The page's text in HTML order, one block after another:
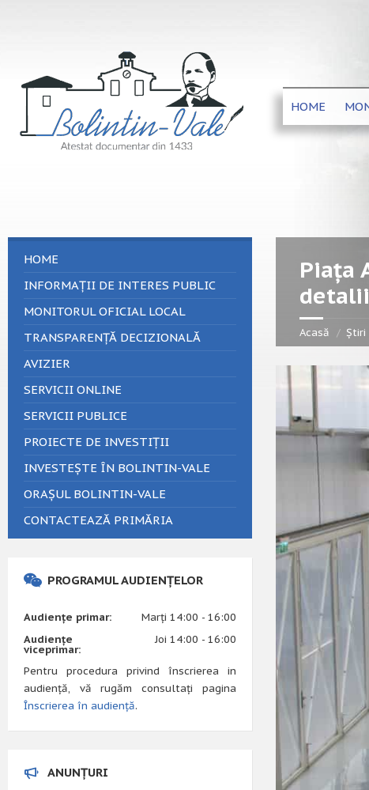
HOME
Piața
detalii
Acasă Știri
HOME
INFORMAȚII DE INTERES PUBLIC
MONITORUL OFICIAL LOCAL
TRANSPARENȚĂ DECIZIONALĂ
AVIZIER
SERVICII ONLINE
SERVICII PUBLICE
PROIECTE DE INVESTIȚII
INVESTEȘTE ÎN BOLINTIN-VALE
ORAȘUL BOLINTIN-VALE
CONTACTEAZĂ PRIMĂRIA
PROGRAMUL AUDIENȚELOR
Audiențe primar:
Marți 14:00 - 16:00
Audiențe
viceprimar:
Joi 14:00 - 16:00
Pentru procedura privind înscrierea in
audiență, vă rugăm consultați pagina
Înscrierea în audiență.
ANUNȚURI